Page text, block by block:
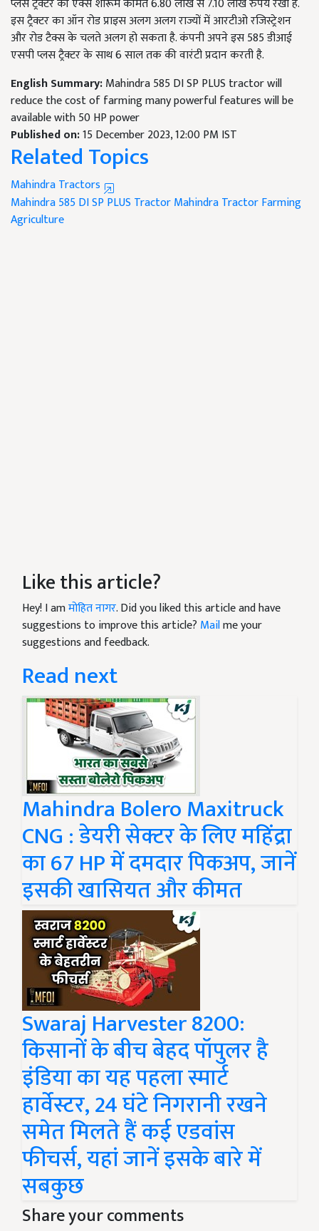
प्लस ट्रैक्टर की एक्स शोरूम कीमत 6.80 लाख से 7.10 लाख रुपये रखी है.
इस ट्रैक्टर का ऑन रोड प्राइस अलग अलग राज्यों में आरटीओ रजिस्ट्रेशन
और रोड टैक्स के चलते अलग हो सकता है. कंपनी अपने इस 585 डीआई
एसपी प्लस ट्रैक्टर के साथ 6 साल तक की वारंटी प्रदान करती है.
English Summary:Mahindra 585 DI SP PLUS tractor will
reduce the cost of farming many powerful features will be
available with 50 HP power
Published on:15 December 2023, 12:00 PM IST
Related Topics
Mahindra Tractors
Mahindra 585 DI SP PLUS TractorMahindra TractorFarming
Agriculture
Like this article?
Hey! I amमोहित नागर. Did you liked this article and have
suggestions to improve this article? Mailme your
suggestions and feedback.
Read next
Mahindra Bolero Maxitruck
CNG : डेयरी सेक्टर के लिए महिंद्रा
का 67 HP में दमदार पिकअप, जानें
इसकी खासियत और कीमत
Swaraj Harvester 8200:
किसानों के बीच बेहद पॉपुलर है
इंडिया का यह पहला स्मार्ट
हार्वेस्टर, 24 घंटे निगरानी रखने
समेत मिलते हैं कई एडवांस
फीचर्स, यहां जानें इसके बारे में
सबकुछ
Share your comments